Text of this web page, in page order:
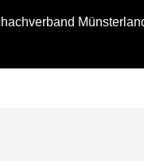
ARCHIV